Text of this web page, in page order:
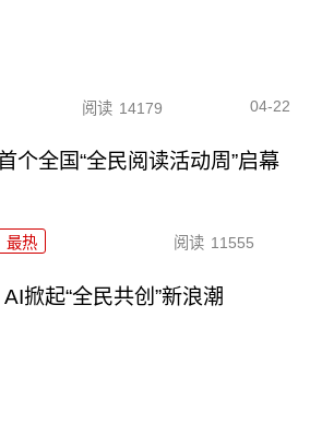
阅读 14179 04-22
个全国“全民阅读活动周”启幕
最热 阅读 11555
掀起“全民共创”新浪潮